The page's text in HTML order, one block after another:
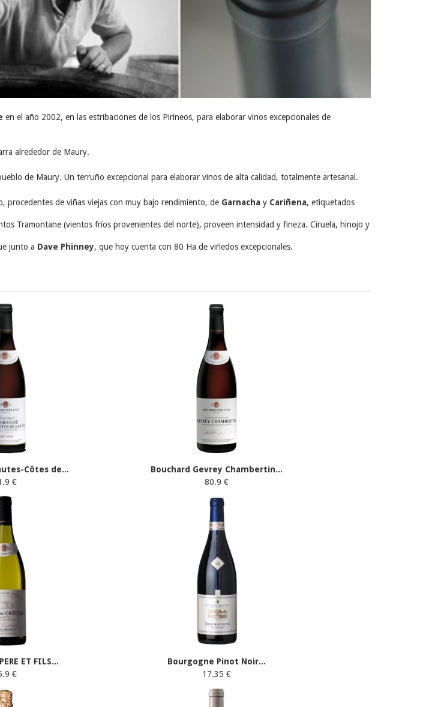
en el año 2002, en las estribaciones de los Pirineos, para elaborar vinos excepcionales de
alrededor de Maury.
de Maury. Un terruño excepcional para elaborar vinos de alta calidad, totalmente artesanal.
procedentes de viñas viejas con muy bajo rendimiento, de Garnacha y Cariñena, etiquetados
Tramontane (vientos fríos provenientes del norte), proveen intensidad y fineza. Ciruela, hinojo y
junto a Dave Phinney, que hoy cuenta con 80 Ha de viñedos excepcionales.
Côtes de...
€
Bouchard Gevrey Chambertin...
80.9 €
ET FILS...
€
Bourgogne Pinot Noir...
17.35 €